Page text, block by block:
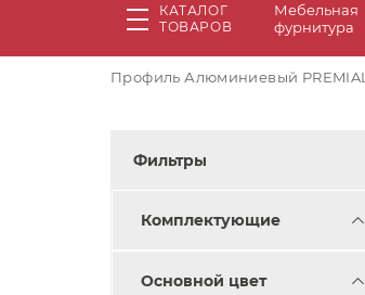
КАТАЛОГ
ТОВАРОВ
Мебельная
фурнитура
Профиль Алюминиевый PREMIAL
Фильтры
Комплектующие
Основной цвет